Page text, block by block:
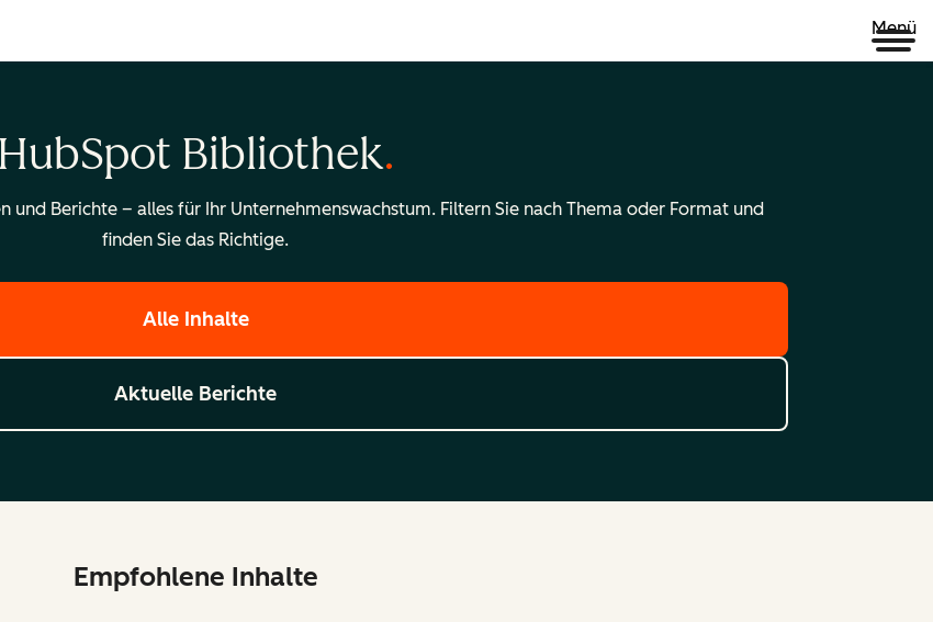
Menü
HubSpot Bibliothek
und Berichte – alles für Ihr Unternehmenswachstum. Filtern Sie nach Thema oder Format und
finden Sie das Richtige.
Alle Inhalte
Aktuelle Berichte
Empfohlene Inhalte